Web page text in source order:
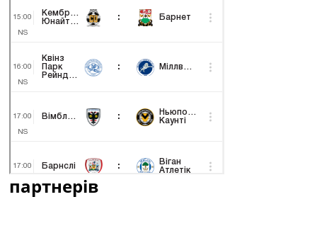
партнерів